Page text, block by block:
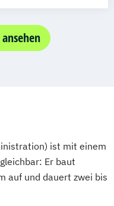
mit der
&
ist mit einem
Er baut
auf und dauert zwei bis